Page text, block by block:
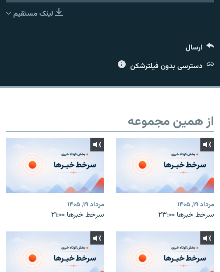
لینک مستقیم
ارسال
دسترسی بدون فیلترشکن
از همین مجموعه
مرداد ۱۹, ۱۴۰۵
سرخط خبرها ۲۳:۰۰
مرداد ۱۹, ۱۴۰۵
سرخط خبرها ۲۱:۰۰